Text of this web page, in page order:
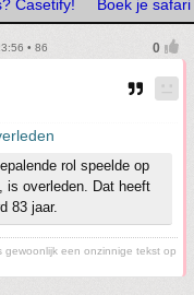
Casetify! Boek je
• 86
rol speelde op
is overleden. Dat heeft
83 jaar.
gewoonlijk een onzinnige tekst op